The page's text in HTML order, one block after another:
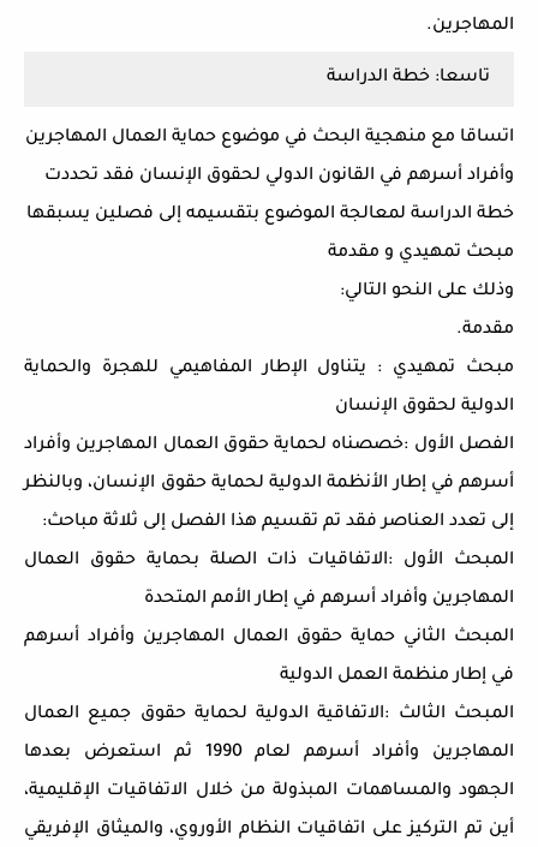
المهاجرين.
تاسعا: خطة الدراسة
اتساقا مع منهجية البحث في موضوع حماية العمال المهاجرين
وأفراد أسرهم في القانون الدولي لحقوق الإنسان فقد تحددت
خطة الدراسة لمعالجة الموضوع بتقسيمه إلى فصلين يسبقها
مبحث تمهيدي و مقدمة
وذلك على النحو التالي:
مقدمة.
مبحث تمهيدي : يتناول الإطار المفاهيمي للهجرة والحماية
الدولية لحقوق الإنسان
الفصل الأول :خصصناه لحماية حقوق العمال المهاجرين وأفراد
أسرهم في إطار الأنظمة الدولية لحماية حقوق الإنسان، وبالنظر
إلى تعدد العناصر فقد تم تقسيم هذا الفصل إلى ثلاثة مباحث:
المبحث الأول :الاتفاقيات ذات الصلة بحماية حقوق العمال
المهاجرين وأفراد أسرهم في إطار الأمم المتحدة
المبحث الثاني حماية حقوق العمال المهاجرين وأفراد أسرهم
في إطار منظمة العمل الدولية
المبحث الثالث :الاتفاقية الدولية لحماية حقوق جميع العمال
المهاجرين وأفراد أسرهم لعام 1990 ثم استعرض بعدها
الجهود والمساهمات المبذولة من خلال الاتفاقيات الإقليمية،
أين تم التركيز على اتفاقيات النظام الأوروي، والميثاق الإفريقي